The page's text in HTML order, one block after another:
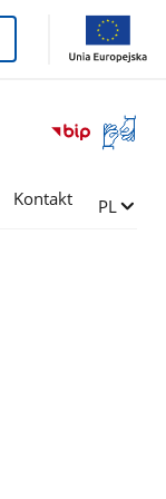
Otwórz
okno
języka
Kontakt Zmień
PL